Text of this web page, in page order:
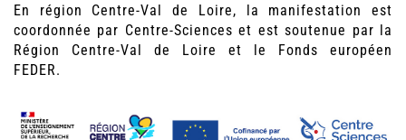
En région Centre-Val de Loire, la manifestation est
coordonnée par Centre-Sciences et est soutenue par la
Région Centre-Val de Loire et le Fonds européen
FEDER.